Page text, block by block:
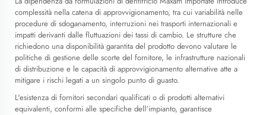
complessità nella catena di approvvigionamento, tra cui variabilità nelle
procedure di sdoganamento, interruzioni nei trasporti internazionali e
impatti derivanti dalle fluttuazioni dei tassi di cambio. Le strutture che
richiedono una disponibilità garantita del prodotto devono valutare le
politiche di gestione delle scorte del fornitore, le infrastrutture nazionali
di distribuzione e le capacità di approvvigionamento alternative atte a
mitigare i rischi legati a un singolo punto di guasto.
L'esistenza di fornitori secondari qualificati o di prodotti alternativi
equivalenti, conformi alle specifiche dell'impianto, garantisce